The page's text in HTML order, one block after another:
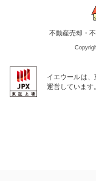
不動産売却・
イエウールは
運営しています。